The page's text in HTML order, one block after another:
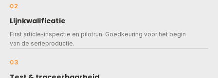
02
Lijnkwalificatie
First article-inspectie en pilotrun. Goedkeuring voor het begin
van de serieproductie.
03